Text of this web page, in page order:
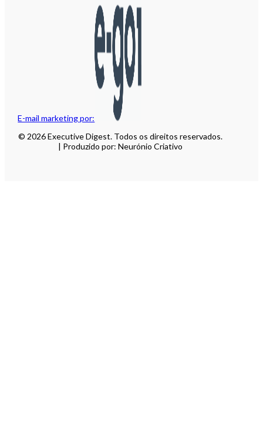
E-mail marketing por:
© 2026 Executive Digest. Todos os direitos reservados.
| Produzido por: Neurónio Criativo